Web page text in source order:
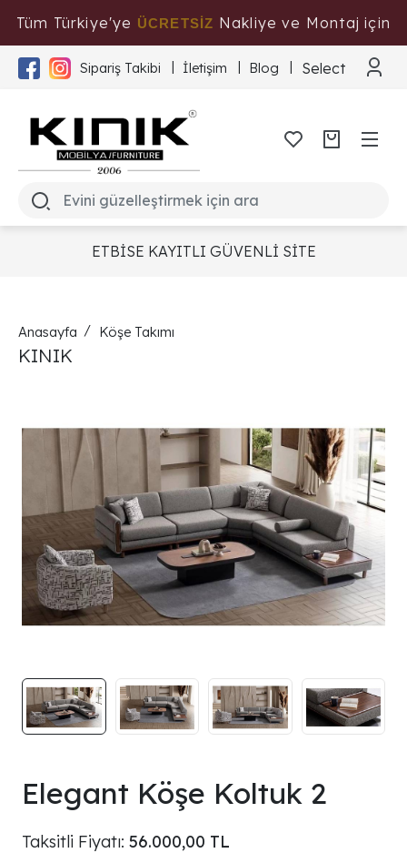
Tüm Türkiye'ye ÜCRETSİZ Nakliye ve Montaj için
Tıklayınız
Sipariş Takibi İletişim Blog Select
ETBİSE KAYITLI GÜVENLİ SİTE
Anasayfa Köşe Takımı
KINIK
Elegant Köşe Koltuk 2
Taksitli Fiyatı: 56.000,00 TL